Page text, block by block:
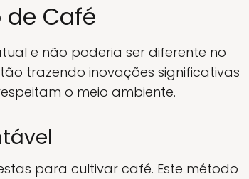
de Café
e não poderia ser diferente no
trazendo inovações significativas
o meio ambiente.
para cultivar café. Este método